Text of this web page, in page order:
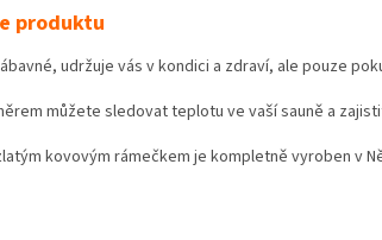
produktu
udržuje vás v kondici a zdraví, ale pouze
můžete sledovat teplotu ve vaší sauně a
kovovým rámečkem je kompletně vyroben v